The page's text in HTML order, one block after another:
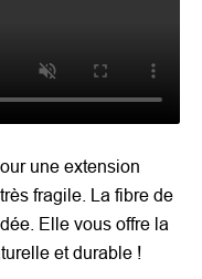
une extension
fragile. La fibre de
Elle vous offre la
et durable !